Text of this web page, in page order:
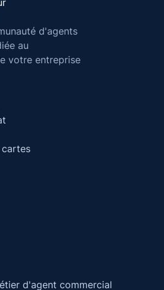
d'agents
au
votre entreprise
d'agent commercial